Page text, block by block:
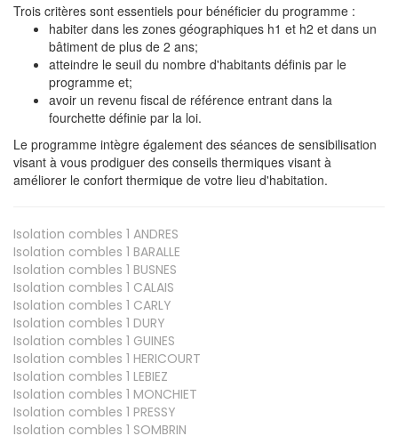
Trois critères sont essentiels pour bénéficier du programme :
habiter dans les zones géographiques h1 et h2 et dans un
bâtiment de plus de 2 ans;
atteindre le seuil du nombre d'habitants définis par le
programme et;
avoir un revenu fiscal de référence entrant dans la
fourchette définie par la loi.
Le programme intègre également des séances de sensibilisation
visant à vous prodiguer des conseils thermiques visant à
améliorer le confort thermique de votre lieu d'habitation.
Isolation combles 1 ANDRES
Isolation combles 1 BARALLE
Isolation combles 1 BUSNES
Isolation combles 1 CALAIS
Isolation combles 1 CARLY
Isolation combles 1 DURY
Isolation combles 1 GUINES
Isolation combles 1 HERICOURT
Isolation combles 1 LEBIEZ
Isolation combles 1 MONCHIET
Isolation combles 1 PRESSY
Isolation combles 1 SOMBRIN